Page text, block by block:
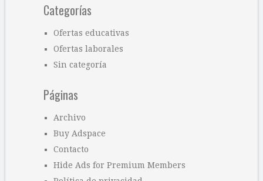
Categorías
Ofertas educativas
Ofertas laborales
Sin categoría
Páginas
Archivo
Buy Adspace
Contacto
Hide Ads for Premium Members